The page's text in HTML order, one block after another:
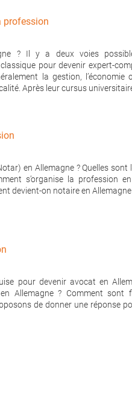
profession
? Il y a deux voies
pour devenir expert-
la gestion,
Après leur cursus
en Allemagne ? Quelles
s’organise la profession
devient-on notaire en
pour devenir avocat en
Allemagne ? Comment sont
de donner une réponse